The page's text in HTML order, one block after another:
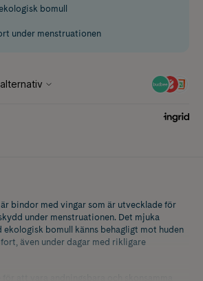
bomull
under menstruationen
är bindor med vingar som är utvecklade för
under menstruationen. Det mjuka
bomull känns behagligt mot huden
även under dagar med rikligare